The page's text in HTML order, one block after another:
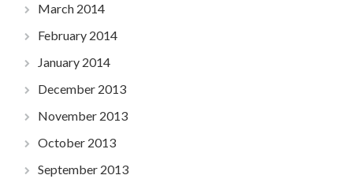
March 2014
February 2014
January 2014
December 2013
November 2013
October 2013
September 2013